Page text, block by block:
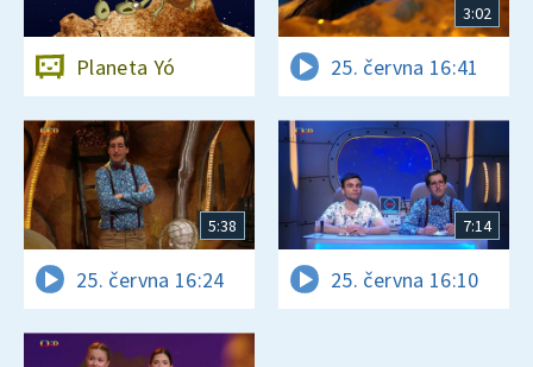
Planeta Yó
3:02
25. června 16:41
5:38
25. června 16:24
7:14
25. června 16:10